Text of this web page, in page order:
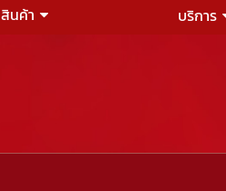
สินค้า บริการ